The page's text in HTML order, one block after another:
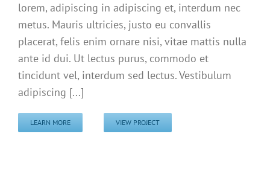
lorem, adipiscing in adipiscing et, interdum nec
metus. Mauris ultricies, justo eu convallis
placerat, felis enim ornare nisi, vitae mattis nulla
ante id dui. Ut lectus purus, commodo et
tincidunt vel, interdum sed lectus. Vestibulum
adipiscing [...]
LEARN MORE VIEW PROJECT